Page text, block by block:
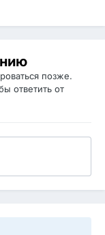
позже.
ответить от